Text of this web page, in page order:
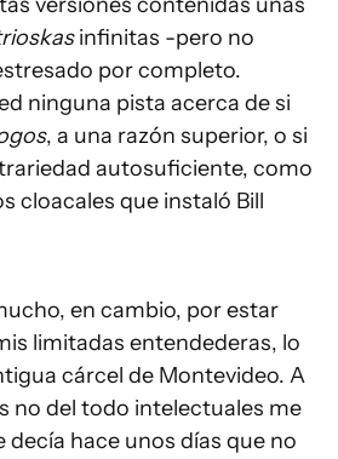
infinitas -pero no
por completo.
ninguna pista acerca de si
, a una razón superior, o si
autosuficiente, como
cloacales que instaló Bill
en cambio, por estar
limitadas entendederas, lo
cárcel de Montevideo. A
no del todo intelectuales me
decía hace unos días que no